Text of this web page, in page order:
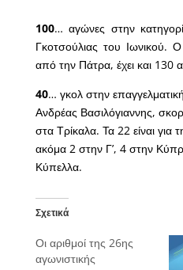
100… αγώνες στην
Γκοτσούλιας του Ιωνικού.
από την Πάτρα, έχει και 130
40… γκολ στην
Ανδρέας Βασιλόγιαννης,
στα Τρίκαλα. Τα 22 είναι για
ακόμα 2 στην Γ’, 4 στην
Κύπελλα.
Σχετικά
Οι αριθμοί της 26ης
αγωνιστικής